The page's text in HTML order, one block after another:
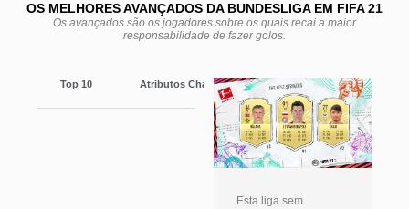
OS MELHORES AVANÇADOS DA BUNDESLIGA EM FIFA 21
Os avançados são os jogadores sobre os quais recai a maior
responsabilidade de fazer golos.
Top 10 Atributos Chave Rating Remate
Esta liga sem